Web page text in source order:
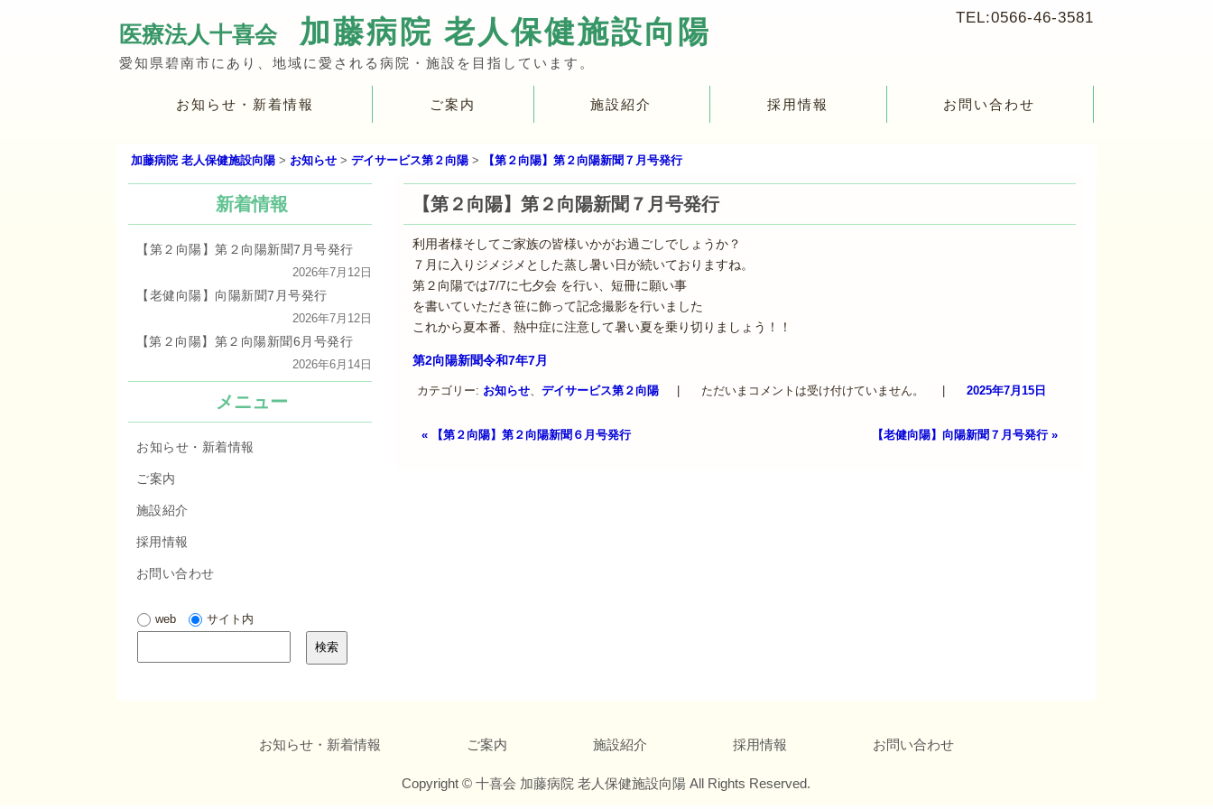
加藤病院 老人保健施設向陽
愛知県碧南市にあり、地域に愛される病院・施設を目指しています。
TEL:0566-46-3581
メインメニュー
ン
お知らせ・新着情報 ご案内 施設紹介 採用情報 お問い合わせ
加藤病院 老人保健施設向陽> お知らせ>デイサービス第２向陽> 【第２向陽】第２向陽新聞７月号発行
【第２向陽】第２向陽新聞７月号発行
利用者様そしてご家族の皆様いかがお過ごしでしょうか？
７月に入りジメジメとした蒸し暑い日が続いておりますね。
第２向陽では7/7に七夕会 を行い、短冊に願い事
を書いていただき笹に飾って記念撮影を行いました
これから夏本番、熱中症に注意して暑い夏を乗り切りましょう！！
第2向陽新聞令和7年7月
カテゴリー: お知らせ、 デイサービス第２向陽 | ただいまコメントは受け付けていません。 | 2025年7月15日
«【第２向陽】第２向陽新聞６月号発行 【老健向陽】向陽新聞７月号発行 »
新着情報
【第２向陽】第２向陽新聞7月号発行
2026年7月12日
【老健向陽】向陽新聞7月号発行
2026年7月12日
【第２向陽】第２向陽新聞6月号発行
2026年6月14日
メニュー
お知らせ・新着情報
ご案内
施設紹介
採用情報
お問い合わせ
web サイト内
お知らせ・新着情報 ご案内 施設紹介 採用情報 お問い合わせ
Copyright © 十喜会 加藤病院 老人保健施設向陽 All Rights Reserved.